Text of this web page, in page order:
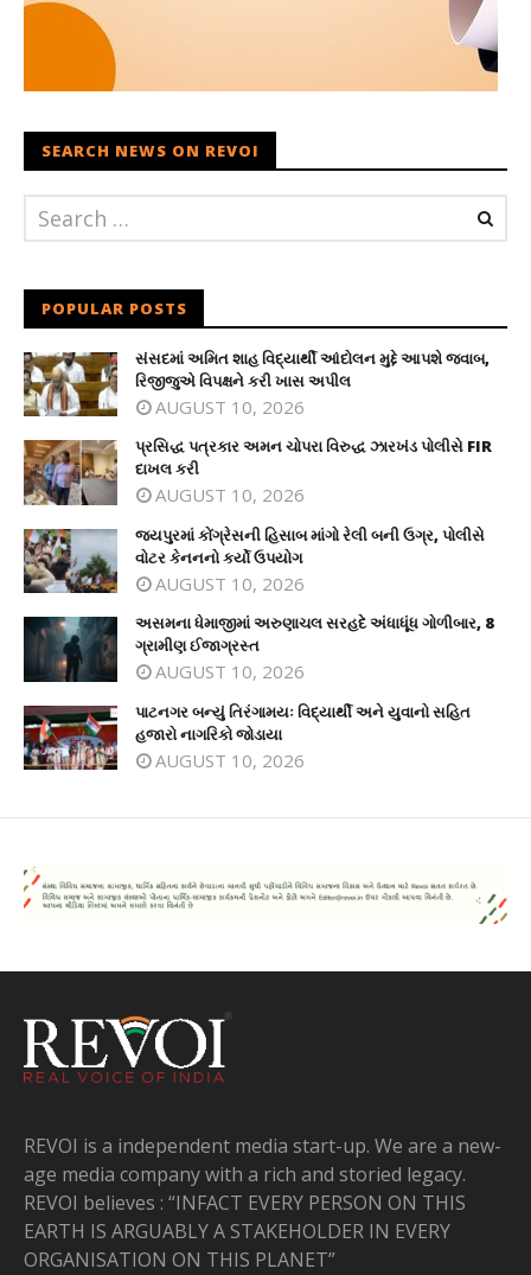
SEARCH NEWS ON REVOI
POPULAR POSTS
સંસદમાં અમિત શાહ વિદ્યાર્થી આંદોલન મુદ્દે આપશે જવાબ,
રિજીજુએ વિપક્ષને કરી ખાસ અપીલ
AUGUST 10, 2026
પ્રસિદ્ધ પત્રકાર અમન ચોપરા વિરુદ્ધ ઝારખંડ પોલીસે FIR
દાખલ કરી
AUGUST 10, 2026
જયપુરમાં કોંગ્રેસની હિસાબ માંગો રેલી બની ઉગ્ર, પોલીસે
વોટર કેનનનો કર્યો ઉપયોગ
AUGUST 10, 2026
અસમના ધેમાજીમાં અરુણાચલ સરહદે અંધાધૂંધ ગોળીબાર, 8
ગ્રામીણ ઈજાગ્રસ્ત
AUGUST 10, 2026
પાટનગર બન્યું તિરંગામયઃ વિદ્યાર્થી અને યુવાનો સહિત
હજારો નાગરિકો જોડાયા
AUGUST 10, 2026
REVOI is a independent media start-up. We are a new-
age media company with a rich and storied legacy.
REVOI believes : “INFACT EVERY PERSON ON THIS
EARTH IS ARGUABLY A STAKEHOLDER IN EVERY
ORGANISATION ON THIS PLANET”